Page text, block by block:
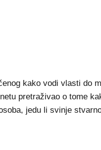
kako vodi vlasti do
pretraživao o tome
jedu li svinje